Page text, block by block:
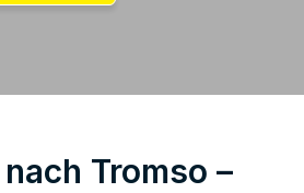
Tromso –